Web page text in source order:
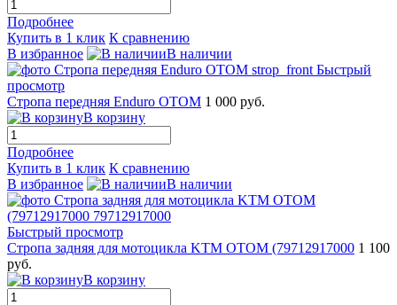
Подробнее
Купить в 1 клик К сравнению
В избранное
В наличии
Быстрый
просмотр
Стропа передняя Enduro ОТОМ 1 000 руб.
В корзину
Подробнее
Купить в 1 клик К сравнению
В избранное
В наличии
Быстрый просмотр
Стропа задняя для мотоцикла KTM OTOM (79712917000 1 100
руб.
В корзину